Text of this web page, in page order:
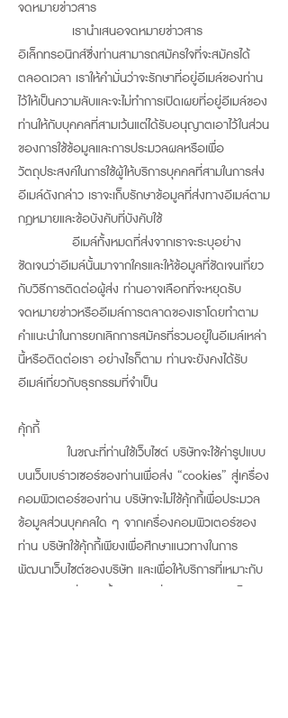
จดหมายข่าวสาร
เรานำเสนอจดหมายข่าวสาร
อิเล็กทรอนิกส์ซึ่งท่านสามารถสมัครใจที่จะสมัครได้
ตลอดเวลา เราให้คำมั่นว่าจะรักษาที่อยู่อีเมล์ของท่าน
ไว้ให้เป็นความลับและจะไม่ทำการเปิดเผยที่อยู่อีเมล์ของ
ท่านให้กับบุคคลที่สามเว้นแต่ได้รับอนุญาตเอาไว้ในส่วน
ของการใช้ข้อมูลและการประมวลผลหรือเพื่อ
วัตถุประสงค์ในการใช้ผู้ให้บริการบุคคลที่สามในการส่ง
อีเมล์ดังกล่าว เราจะเก็บรักษาข้อมูลที่ส่งทางอีเมล์ตาม
กฎหมายและข้อบังคับที่บังคับใช้
อีเมล์ทั้งหมดที่ส่งจากเราจะระบุอย่าง
ชัดเจนว่าอีเมล์นั้นมาจากใครและให้ข้อมูลที่ชัดเจนเกี่ยว
กับวิธีการติดต่อผู้ส่ง ท่านอาจเลือกที่จะหยุดรับ
จดหมายข่าวหรืออีเมล์การตลาดของเราโดยทำตาม
คำแนะนำในการยกเลิกการสมัครที่รวมอยู่ในอีเมล์เหล่า
นี้หรือติดต่อเรา อย่างไรก็ตาม ท่านจะยังคงได้รับ
อีเมล์เกี่ยวกับธุรกรรมที่จำเป็น
คุ้กกี้
ในขณะที่ท่านใช้เว็บไซต์ บริษัทจะใช้ค่ารูปแบบ
บนเว็บเบร์าวเซอร์ของท่านเพื่อส่ง “cookies” สู่เครื่อง
คอมพิวเตอร์ของท่าน บริษัทจะไม่ใช้คุ้กกี้เพื่อประมวล
ข้อมูลส่วนบุคคลใด ๆ จากเครื่องคอมพิวเตอร์ของ
ท่าน บริษัทใช้คุ้กกี้เพียงเพื่อศึกษาแนวทางในการ
พัฒนาเว็บไซต์ของบริษัท และเพื่อให้บริการที่เหมาะกับ